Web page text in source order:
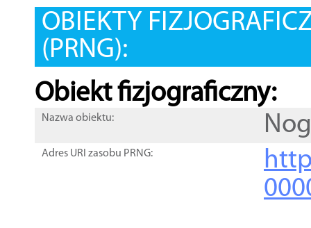
OBIEKTY
(PRNG):
Obiekt fizjograficzny:
Nazwa obiektu:
Adres URI zasobu PRNG: